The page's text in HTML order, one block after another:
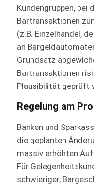
Kundengruppen, bei
Bartransaktionen
(z.B. Einzelhandel,
an
Grundsatz
Bartransaktionen
Plausibilität geprüft
Regelung am
Banken und
die geplanten
massiv erhöhten
Für
schwieriger,